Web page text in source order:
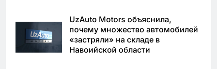
UzAuto Motors объяснила,
почему множество автомобилей
«застряли» на складе в
Навоийской области